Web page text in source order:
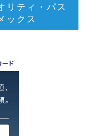
リティ・パス
ックス